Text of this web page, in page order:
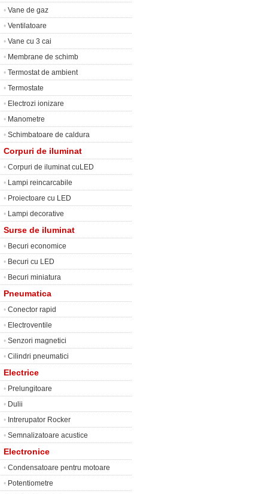
• Vane de gaz
• Ventilatoare
• Vane cu 3 cai
• Membrane de schimb
• Termostat de ambient
• Termostate
• Electrozi ionizare
• Manometre
• Schimbatoare de caldura
Corpuri de iluminat
• Corpuri de iluminat cuLED
• Lampi reincarcabile
• Proiectoare cu LED
• Lampi decorative
Surse de iluminat
• Becuri economice
• Becuri cu LED
• Becuri miniatura
Pneumatica
• Conector rapid
• Electroventile
• Senzori magnetici
• Cilindri pneumatici
Electrice
• Prelungitoare
• Dulii
• Intrerupator Rocker
• Semnalizatoare acustice
Electronice
• Condensatoare pentru motoare
• Potentiometre